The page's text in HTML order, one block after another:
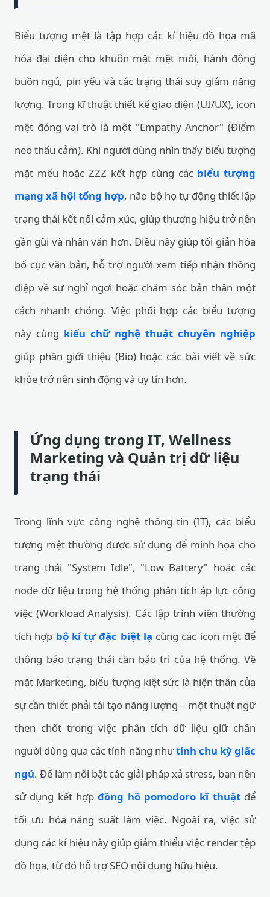
Biểu tượng mệt là tập hợp các kí hiệu đồ họa mã
hóa đại diện cho khuôn mặt mệt mỏi, hành động
buồn ngủ, pin yếu và các trạng thái suy giảm năng
lượng. Trong kĩ thuật thiết kế giao diện (UI/UX), icon
mệt đóng vai trò là một "Empathy Anchor" (Điểm
neo thấu cảm). Khi người dùng nhìn thấy biểu tượng
mặt mếu hoặc ZZZ kết hợp cùng các biểu tượng
mạng xã hội tổng hợp, não bộ họ tự động thiết lập
trạng thái kết nối cảm xúc, giúp thương hiệu trở nên
gần gũi và nhân văn hơn. Điều này giúp tối giản hóa
bố cục văn bản, hỗ trợ người xem tiếp nhận thông
điệp về sự nghỉ ngơi hoặc chăm sóc bản thân một
cách nhanh chóng. Việc phối hợp các biểu tượng
này cùng kiểu chữ nghệ thuật chuyên nghiệp
giúp phần giới thiệu (Bio) hoặc các bài viết về sức
khỏe trở nên sinh động và uy tín hơn.
Ứng dụng trong IT, Wellness
Marketing và Quản trị dữ liệu
trạng thái
Trong lĩnh vực công nghệ thông tin (IT), các biểu
tượng mệt thường được sử dụng để minh họa cho
trạng thái "System Idle", "Low Battery" hoặc các
node dữ liệu trong hệ thống phân tích áp lực công
việc (Workload Analysis). Các lập trình viên thường
tích hợp bộ kí tự đặc biệt lạ cùng các icon mệt để
thông báo trạng thái cần bảo trì của hệ thống. Về
mặt Marketing, biểu tượng kiệt sức là hiện thân của
sự cần thiết phải tái tạo năng lượng – một thuật ngữ
then chốt trong việc phân tích dữ liệu giữ chân
người dùng qua các tính năng nhưtính chu kỳ giấc
ngủ. Để làm nổi bật các giải pháp xả stress, bạn nên
sử dụng kết hợpđồng hồ pomodoro kĩ thuậtđể
tối ưu hóa năng suất làm việc. Ngoài ra, việc sử
dụng các kí hiệu này giúp giảm thiểu việc render tệp
đồ họa, từ đó hỗ trợ SEO nội dung hữu hiệu.